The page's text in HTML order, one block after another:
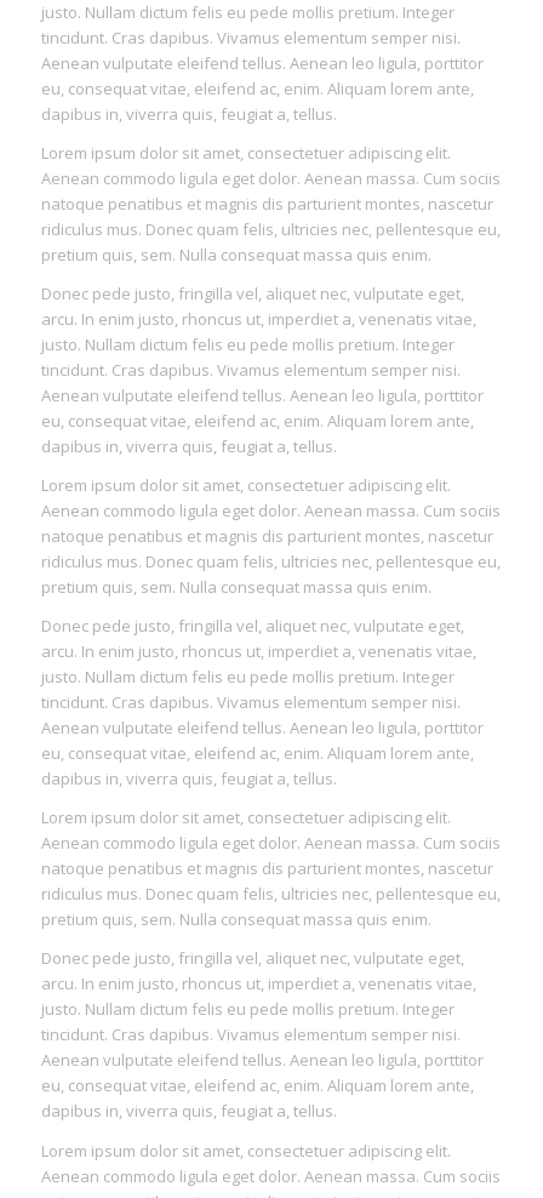
justo. Nullam dictum felis eu pede mollis pretium. Integer
tincidunt. Cras dapibus. Vivamus elementum semper nisi.
Aenean vulputate eleifend tellus. Aenean leo ligula, porttitor
eu, consequat vitae, eleifend ac, enim. Aliquam lorem ante,
dapibus in, viverra quis, feugiat a, tellus.
Lorem ipsum dolor sit amet, consectetuer adipiscing elit.
Aenean commodo ligula eget dolor. Aenean massa. Cum sociis
natoque penatibus et magnis dis parturient montes, nascetur
ridiculus mus. Donec quam felis, ultricies nec, pellentesque eu,
pretium quis, sem. Nulla consequat massa quis enim.
Donec pede justo, fringilla vel, aliquet nec, vulputate eget,
arcu. In enim justo, rhoncus ut, imperdiet a, venenatis vitae,
justo. Nullam dictum felis eu pede mollis pretium. Integer
tincidunt. Cras dapibus. Vivamus elementum semper nisi.
Aenean vulputate eleifend tellus. Aenean leo ligula, porttitor
eu, consequat vitae, eleifend ac, enim. Aliquam lorem ante,
dapibus in, viverra quis, feugiat a, tellus.
Lorem ipsum dolor sit amet, consectetuer adipiscing elit.
Aenean commodo ligula eget dolor. Aenean massa. Cum sociis
natoque penatibus et magnis dis parturient montes, nascetur
ridiculus mus. Donec quam felis, ultricies nec, pellentesque eu,
pretium quis, sem. Nulla consequat massa quis enim.
Donec pede justo, fringilla vel, aliquet nec, vulputate eget,
arcu. In enim justo, rhoncus ut, imperdiet a, venenatis vitae,
justo. Nullam dictum felis eu pede mollis pretium. Integer
tincidunt. Cras dapibus. Vivamus elementum semper nisi.
Aenean vulputate eleifend tellus. Aenean leo ligula, porttitor
eu, consequat vitae, eleifend ac, enim. Aliquam lorem ante,
dapibus in, viverra quis, feugiat a, tellus.
Lorem ipsum dolor sit amet, consectetuer adipiscing elit.
Aenean commodo ligula eget dolor. Aenean massa. Cum sociis
natoque penatibus et magnis dis parturient montes, nascetur
ridiculus mus. Donec quam felis, ultricies nec, pellentesque eu,
pretium quis, sem. Nulla consequat massa quis enim.
Donec pede justo, fringilla vel, aliquet nec, vulputate eget,
arcu. In enim justo, rhoncus ut, imperdiet a, venenatis vitae,
justo. Nullam dictum felis eu pede mollis pretium. Integer
tincidunt. Cras dapibus. Vivamus elementum semper nisi.
Aenean vulputate eleifend tellus. Aenean leo ligula, porttitor
eu, consequat vitae, eleifend ac, enim. Aliquam lorem ante,
dapibus in, viverra quis, feugiat a, tellus.
Lorem ipsum dolor sit amet, consectetuer adipiscing elit.
Aenean commodo ligula eget dolor. Aenean massa. Cum sociis